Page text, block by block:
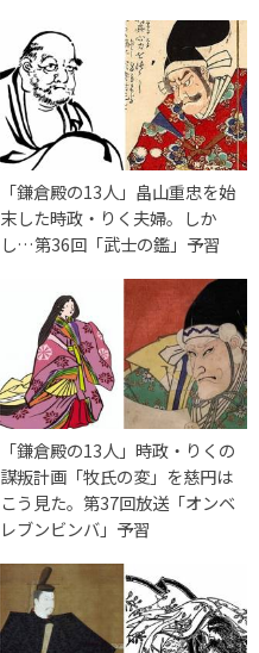
「鎌倉殿の13人」畠山重忠を始
末した時政・りく夫婦。しか
し…第36回「武士の鑑」予習
「鎌倉殿の13人」時政・りくの
謀叛計画「牧氏の変」を慈円は
こう見た。第37回放送「オンベ
レブンビンバ」予習